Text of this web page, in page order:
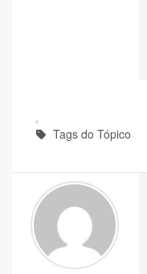
Tags do Tópico